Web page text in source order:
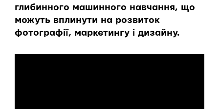
глибинного машинного навчання, що
можуть вплинути на розвиток
фотографії, маркетингу і дизайну.